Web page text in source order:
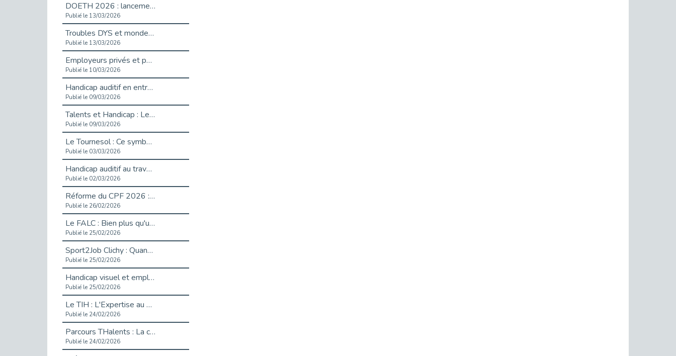
DOETH 2026 : lancement de la campagne pour les employeurs publics
Publié le 13/03/2026
Troubles DYS et monde du travail : mieux comprendre pour mieux accompagner _ vidéo
Publié le 13/03/2026
Employeurs privés et publics : vigilance face aux démarchages liés à l’OETH en 2026
Publié le 10/03/2026
Handicap auditif en entreprise, aménagements pour sécuriser la communication - vidéo
Publié le 09/03/2026
Talents et Handicap : Le Top 10 des métiers plébiscités dans les Hauts-de-Seine
Publié le 09/03/2026
Le Tournesol : Ce symbole discret qui change la vie des personnes en situation de handicap invisible
Publié le 03/03/2026
Handicap auditif au travail : rendre l’invisible accessible
Publié le 02/03/2026
Réforme du CPF 2026 : Ce qui change ce printemps pour vos droits à la formation
Publié le 26/02/2026
Le FALC : Bien plus qu'une écriture, un levier d'inclusion
Publié le 25/02/2026
Sport2Job Clichy : Quand le terrain devient le plus beau des bureaux
Publié le 25/02/2026
Handicap visuel et emploi : lever les obstacles pour révéler les - vidéo
Publié le 25/02/2026
Le TIH : L'Expertise au Service de l'Inclusion
Publié le 24/02/2026
Parcours THalents : La complémentarité au service de l'Emploi.
Publié le 24/02/2026